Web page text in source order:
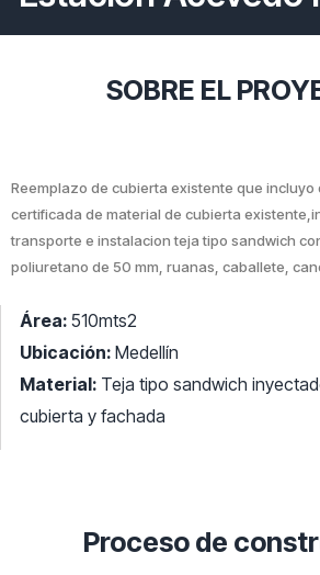
SOBRE EL
Reemplazo de cubierta existente que incluyo
certificada de material de cubierta
transporte e instalacion teja tipo sandwich
poliuretano de 50 mm, ruanas, caballete,
Área: 510mts2
Ubicación: Medellín
Material: Teja tipo sandwich
cubierta y fachada
Proceso de